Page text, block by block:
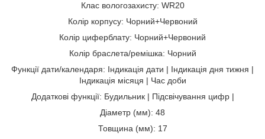
Клас вологозахисту: WR20
Колір корпусу: Чорний+Червоний
Колір циферблату: Чорний+Червоний
Колір браслета/ремішка: Чорний
Функції дати/календаря: Індикація дати | Індикація дня тижня |
Індикація місяця | Час доби
Додаткові функції: Будильник | Підсвічування цифр |
Діаметр (мм): 48
Товщина (мм): 17